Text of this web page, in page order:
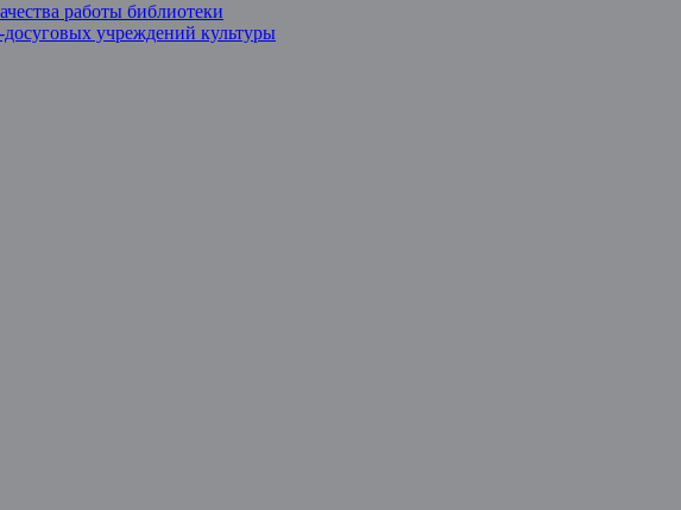
работы библиотеки
досуговых учреждений культуры